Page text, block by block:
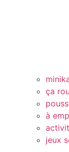
ça
à
jeux